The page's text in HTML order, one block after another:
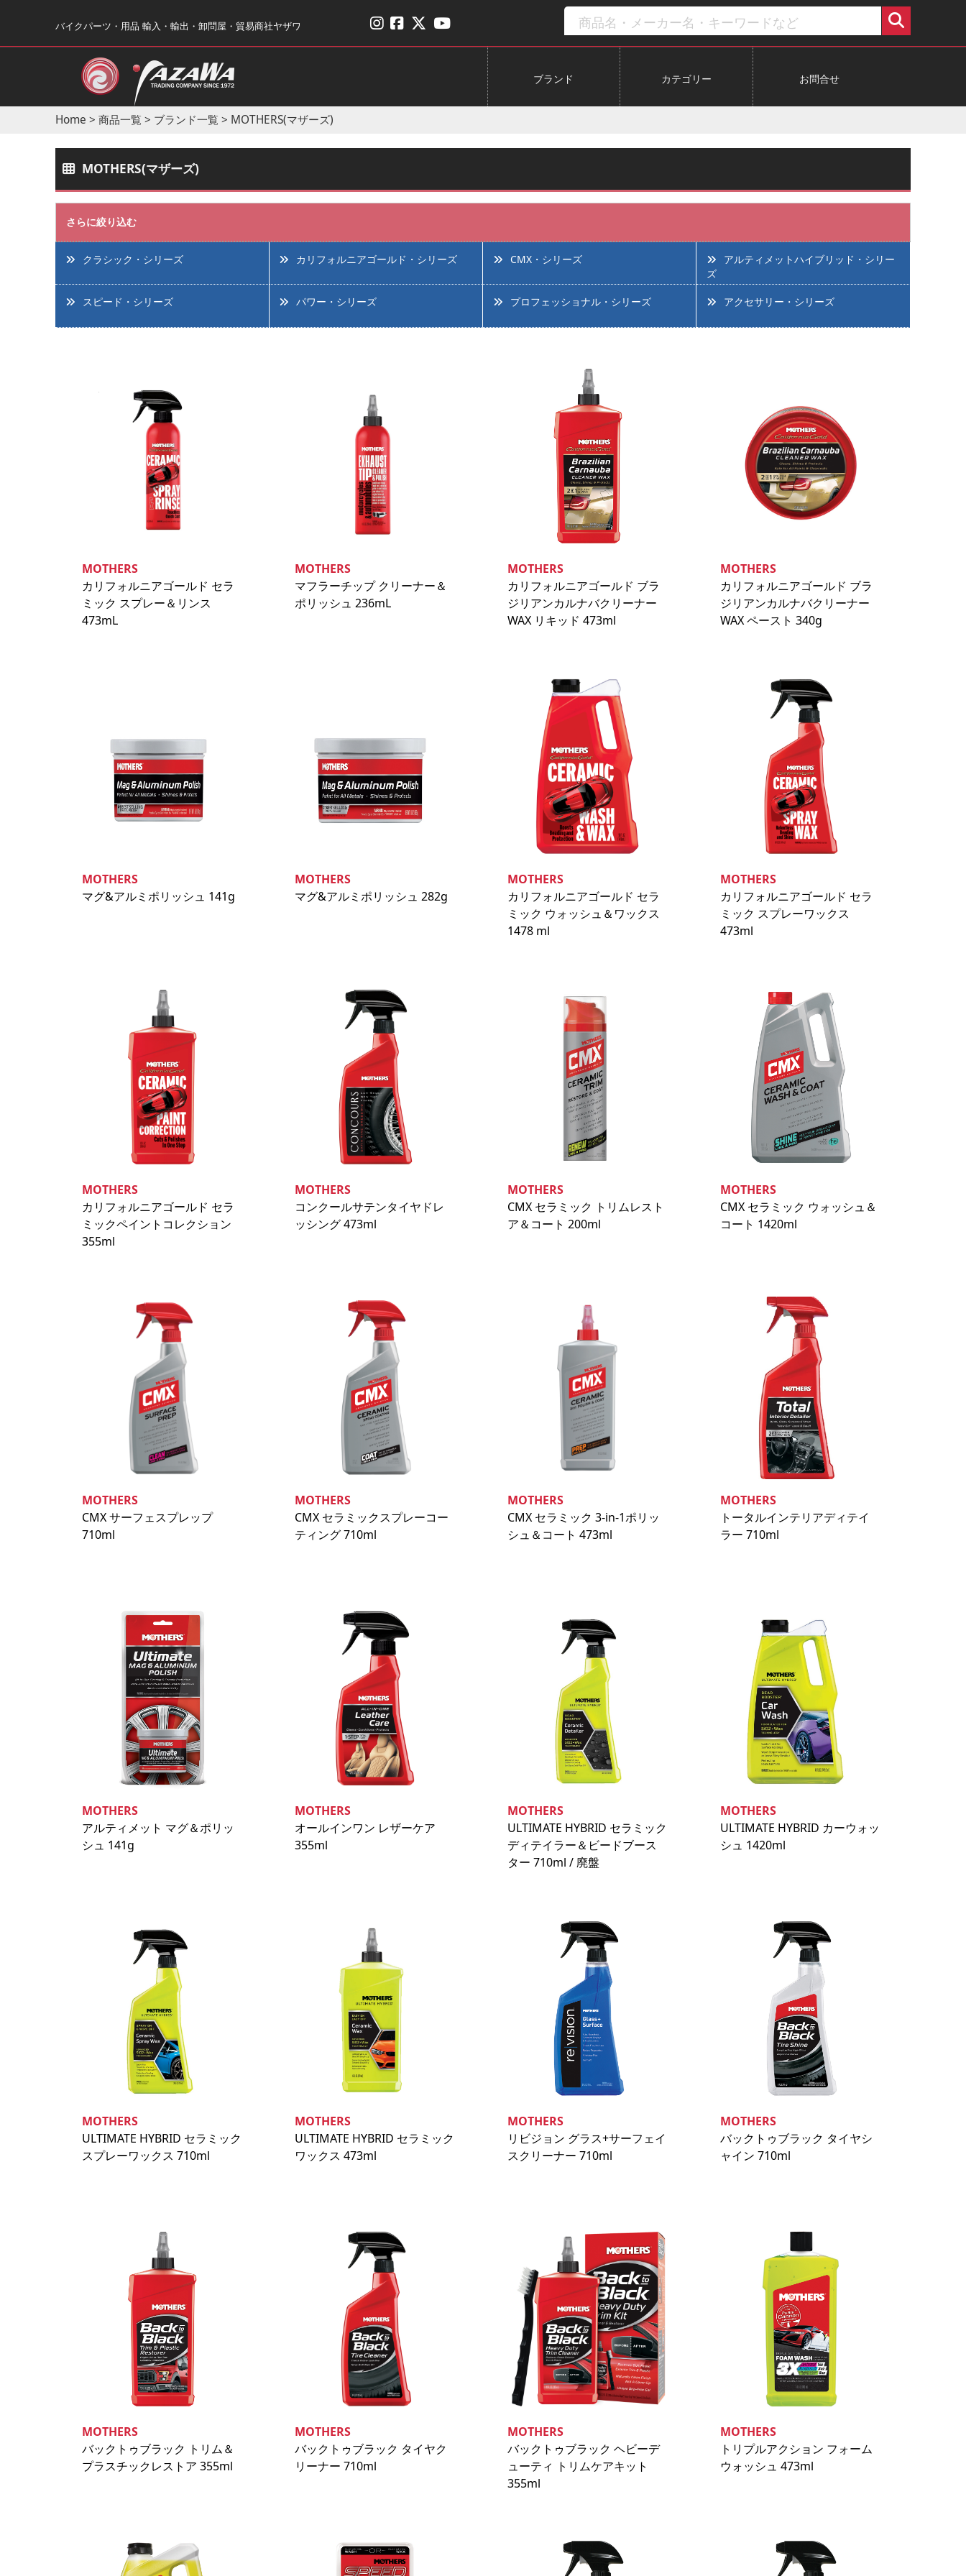
バイクパーツ・用品 輸入・輸出・卸問屋・貿易商社ヤザワ
お問合せ
カテゴリー
ブランド
Home >商品一覧 > ブランド一覧 > MOTHERS(マザーズ)
MOTHERS(マザーズ)
さらに絞り込む
クラシック・シリーズ カリフォルニアゴールド・シリーズ CMX・シリーズ
アルティメットハイブリッド・シリー
ズ
スピード・シリーズ パワー・シリーズ プロフェッショナル・シリーズ アクセサリー・シリーズ
MOTHERS
カリフォルニアゴールド セラ
ミック スプレー＆リンス
473mL
MOTHERS
マフラーチップ クリーナー＆
ポリッシュ 236mL
MOTHERS
カリフォルニアゴールド ブラ
ジリアンカルナバクリーナー
WAX リキッド 473ml
MOTHERS
カリフォルニアゴールド ブラ
ジリアンカルナバクリーナー
WAX ペースト 340g
MOTHERS
マグ&アルミポリッシュ 141g
MOTHERS
マグ&アルミポリッシュ 282g
MOTHERS
カリフォルニアゴールド セラ
ミック ウォッシュ＆ワックス
1478 ml
MOTHERS
カリフォルニアゴールド セラ
ミック スプレーワックス
473ml
MOTHERS
カリフォルニアゴールド セラ
ミックペイントコレクション
355ml
MOTHERS
コンクールサテンタイヤドレ
ッシング 473ml
MOTHERS
CMX セラミック トリムレスト
ア＆コート 200ml
MOTHERS
CMX セラミック ウォッシュ＆
コート 1420ml
MOTHERS
CMX サーフェスプレップ
710ml
MOTHERS
CMX セラミックスプレーコー
ティング 710ml
MOTHERS
CMX セラミック 3-in-1ポリッ
シュ＆コート 473ml
MOTHERS
トータルインテリアディテイ
ラー 710ml
MOTHERS
アルティメット マグ＆ポリッ
シュ 141g
MOTHERS
オールインワン レザーケア
355ml
MOTHERS
ULTIMATE HYBRID セラミック
ディテイラー＆ビードブース
ター 710ml / 廃盤
MOTHERS
ULTIMATE HYBRID カーウォッ
シュ 1420ml
MOTHERS
ULTIMATE HYBRID セラミック
スプレーワックス 710ml
MOTHERS
ULTIMATE HYBRID セラミック
ワックス 473ml
MOTHERS
リビジョン グラス+サーフェイ
スクリーナー 710ml
MOTHERS
バックトゥブラック タイヤシ
ャイン 710ml
MOTHERS
バックトゥブラック トリム＆
プラスチックレストア 355ml
MOTHERS
バックトゥブラック タイヤク
リーナー 710ml
MOTHERS
バックトゥブラック ヘビーデ
ューティ トリムケアキット
355ml
MOTHERS
トリプルアクション フォーム
ウォッシュ 473ml